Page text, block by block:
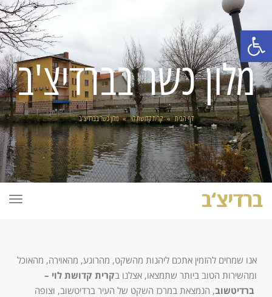
פתח סרגל נגישות
מלון כשר בברדיצ'ב
דף הבית » קרית קדושת לוי » מלון כשר בברדיצ'ב
אנו שמחים להזמין אתכם ליהנות מהשקט, מהרוגע, מהאוירה, מהאוכל
ומהשירות הטוב ביותר שתמצאו, אצלנו בקרית קדושת לוי –
ברדיטשוב, הנמצאת במרכז השקט של העיר ברדיטשוב, וצופה